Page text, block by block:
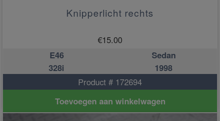
Knipperlicht rechts
€15.00
E46
Sedan
328i
1998
Product # 172694
Toevoegen aan winkelwagen